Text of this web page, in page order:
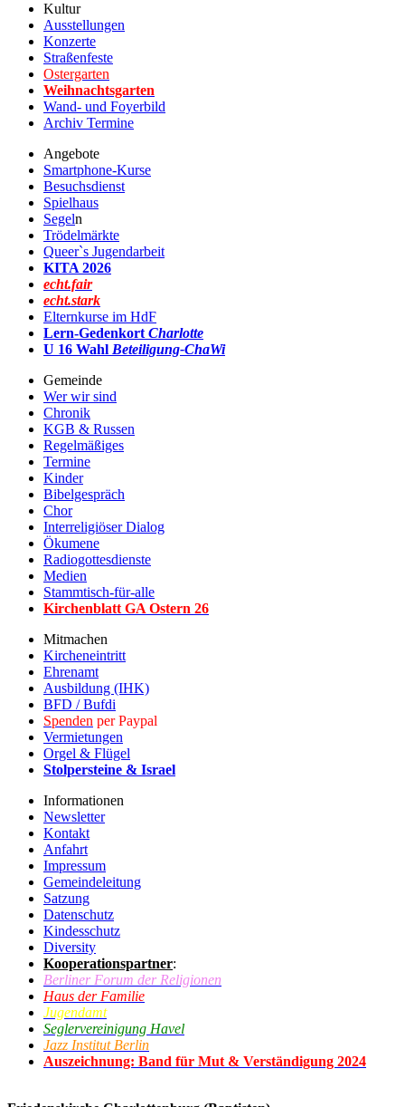
Kultur
Ausstellungen
Konzerte
Straßenfeste
Ostergarten
Weihnachtsgarten
Wand- und Foyerbild
Archiv Termine
Angebote
Smartphone-Kurse
Besuchsdienst
Spielhaus
Segeln
Trödelmärkte
Queer`s Jugendarbeit
KITA 2026
echt.fair
echt.stark
Elternkurse im HdF
Lern-Gedenkort Charlotte
U 16 Wahl Beteiligung-ChaWi
Gemeinde
Wer wir sind
Chronik
KGB & Russen
Regelmäßiges
Termine
Kinder
Bibelgespräch
Chor
Interreligiöser Dialog
Ökumene
Radiogottesdienste
Medien
Stammtisch-für-alle
Kirchenblatt GA Ostern 26
Mitmachen
Kircheneintritt
Ehrenamt
Ausbildung (IHK)
BFD / Bufdi
Spenden per Paypal
Vermietungen
Orgel & Flügel
Stolpersteine & Israel
Informationen
Newsletter
Kontakt
Anfahrt
Impressum
Gemeindeleitung
Satzung
Datenschutz
Kindesschutz
Diversity
Kooperationspartner:
Berliner Forum der Religionen
Haus der Familie
Jugendamt
Seglervereinigung Havel
Jazz Institut Berlin
Auszeichnung: Band für Mut & Verständigung 2024